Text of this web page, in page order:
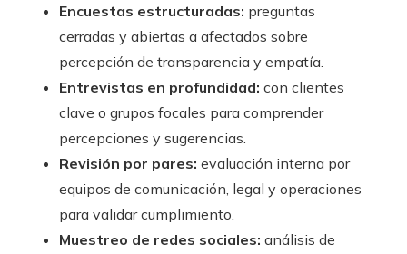
Encuestas estructuradas: preguntas
cerradas y abiertas a afectados sobre
percepción de transparencia y empatía.
Entrevistas en profundidad: con clientes
clave o grupos focales para comprender
percepciones y sugerencias.
Revisión por pares: evaluación interna por
equipos de comunicación, legal y operaciones
para validar cumplimiento.
Muestreo de redes sociales: análisis de